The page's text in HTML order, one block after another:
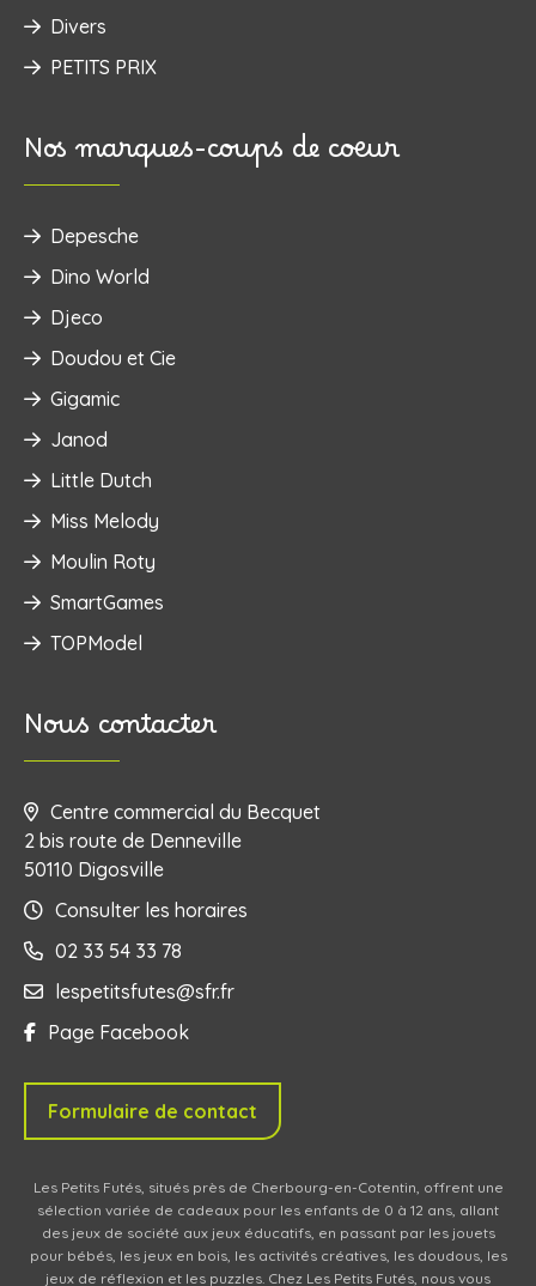
Divers
PETITS PRIX
Nos marques-coups de coeur
Depesche
Dino World
Djeco
Doudou et Cie
Gigamic
Janod
Little Dutch
Miss Melody
Moulin Roty
SmartGames
TOPModel
Nous contacter
Centre commercial du Becquet
2 bis route de Denneville
50110 Digosville
Consulter les horaires
02 33 54 33 78
lespetitsfutes@sfr.fr
Page Facebook
Formulaire de contact
Les Petits Futés, situés près de Cherbourg-en-Cotentin, offrent une
sélection variée de cadeaux pour les enfants de 0 à 12 ans, allant
des jeux de société aux jeux éducatifs, en passant par les jouets
pour bébés, les jeux en bois, les activités créatives, les doudous, les
jeux de réflexion et les puzzles. Chez Les Petits Futés, nous vous